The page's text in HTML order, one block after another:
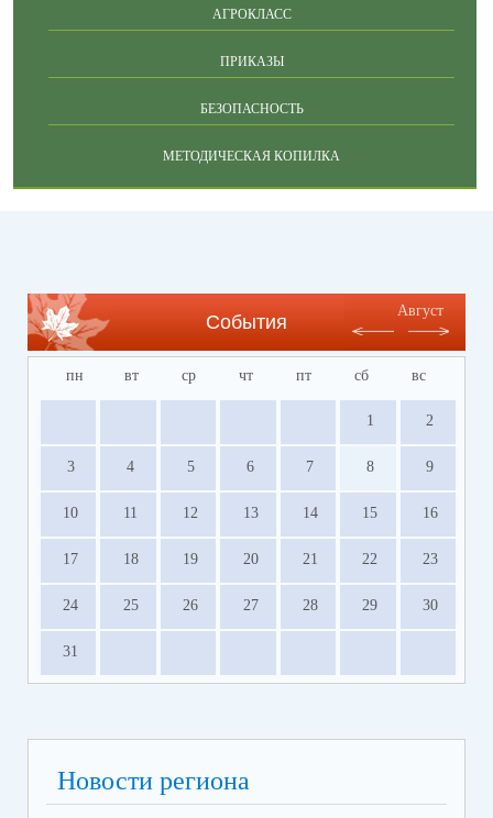
АГРОКЛАСС
ПРИКАЗЫ
БЕЗОПАСНОСТЬ
МЕТОДИЧЕСКАЯ КОПИЛКА
События
Август
пн вт ср чт пт сб вс
1 2
3 4 5 6 7 8 9
10 11 12 13 14 15 16
17 18 19 20 21 22 23
24 25 26 27 28 29 30
31
Новости региона